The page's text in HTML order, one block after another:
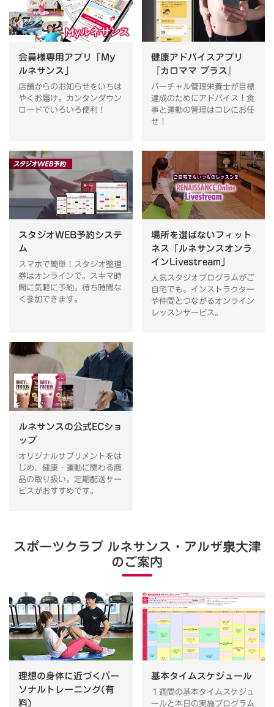
会員様専用アプリ「My
ルネサンス」
店舗からのお知らせをいちは
やくお届け。カンタンダウン
ロードでいろいろ便利！
健康アドバイスアプリ
『カロママ プラス』
バーチャル管理栄養士が目標
達成のためにアドバイス！食
事と運動の管理はコレにお任
せ！
スタジオWEB予約システ
ム
スマホで簡単！スタジオ整理
券はオンラインで。スキマ時
間に気軽に予約。待ち時間な
く参加できます。
場所を選ばないフィット
ネス「ルネサンスオンラ
インLivestream」
人気スタジオプログラムがご
自宅でも。インストラクター
や仲間とつながるオンライン
レッスンサービス。
ルネサンスの公式ECショ
ップ
オリジナルサプリメントをは
じめ、健康・運動に関わる商
品の取り扱い。定期配送サー
ビスがおすすめです。
スポーツクラブ ルネサンス・アルザ泉大津
のご案内
理想の身体に近づくパー
ソナルトレーニング(有
料)
基本タイムスケジュール
１週間の基本タイムスケジュ
ールと本日の実施プログラム